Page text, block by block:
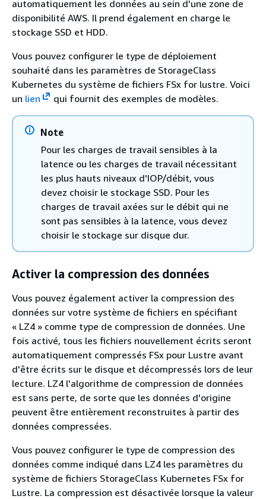
automatiquement les données au sein d'une zone de
disponibilité AWS. Il prend également en charge le
stockage SSD et HDD.
Vous pouvez configurer le type de déploiement
souhaité dans les paramètres de StorageClass
Kubernetes du système de fichiers FSx for lustre. Voici
un lien qui fournit des exemples de modèles.
Note
Pour les charges de travail sensibles à la
latence ou les charges de travail nécessitant
les plus hauts niveaux d'IOP/débit, vous
devez choisir le stockage SSD. Pour les
charges de travail axées sur le débit qui ne
sont pas sensibles à la latence, vous devez
choisir le stockage sur disque dur.
Activer la compression des données
Vous pouvez également activer la compression des
données sur votre système de fichiers en spécifiant
« LZ4 » comme type de compression de données. Une
fois activé, tous les fichiers nouvellement écrits seront
automatiquement compressés FSx pour Lustre avant
d'être écrits sur le disque et décompressés lors de leur
lecture. LZ4 l'algorithme de compression de données
est sans perte, de sorte que les données d'origine
peuvent être entièrement reconstruites à partir des
données compressées.
Vous pouvez configurer le type de compression des
données comme indiqué dans LZ4 les paramètres du
système de fichiers StorageClass Kubernetes FSx for
Lustre. La compression est désactivée lorsque la valeur